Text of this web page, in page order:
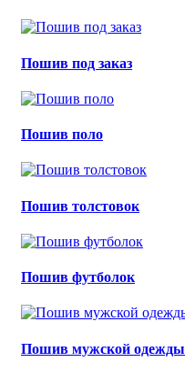
Пошив под заказ
Пошив поло
Пошив толстовок
Пошив футболок
Пошив мужской одежды